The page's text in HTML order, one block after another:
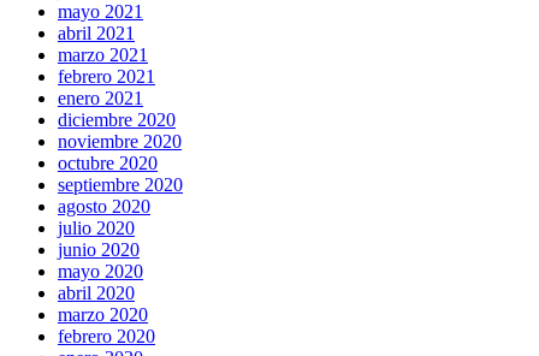
mayo 2021
abril 2021
marzo 2021
febrero 2021
enero 2021
diciembre 2020
noviembre 2020
octubre 2020
septiembre 2020
agosto 2020
julio 2020
junio 2020
mayo 2020
abril 2020
marzo 2020
febrero 2020